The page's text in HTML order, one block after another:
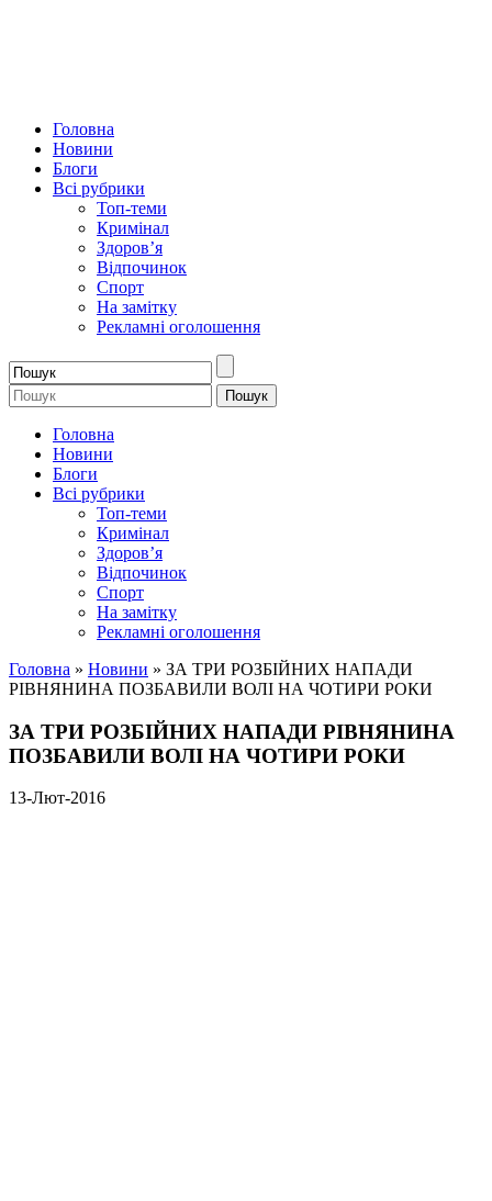
Головна
Новини
Блоги
Всі рубрики
Топ-теми
Кримінал
Здоров’я
Відпочинок
Спорт
На замітку
Рекламні оголошення
Головна
Новини
Блоги
Всі рубрики
Топ-теми
Кримінал
Здоров’я
Відпочинок
Спорт
На замітку
Рекламні оголошення
Головна » Новини » ЗА ТРИ РОЗБІЙНИХ НАПАДИ
РІВНЯНИНА ПОЗБАВИЛИ ВОЛІ НА ЧОТИРИ РОКИ
ЗА ТРИ РОЗБІЙНИХ НАПАДИ РІВНЯНИНА
ПОЗБАВИЛИ ВОЛІ НА ЧОТИРИ РОКИ
13-Лют-2016